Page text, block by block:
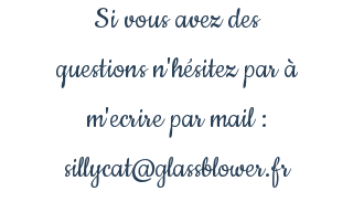
Si vous avez des
questions n'hésitez par à
m'ecrire par mail :
sillycat@glassblower.fr